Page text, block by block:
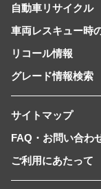
自動車リサイクル
車両レスキュー時
リコール情報
グレード情報検索
サイトマップ
FAQ・お問い合わ
ご利用にあたって